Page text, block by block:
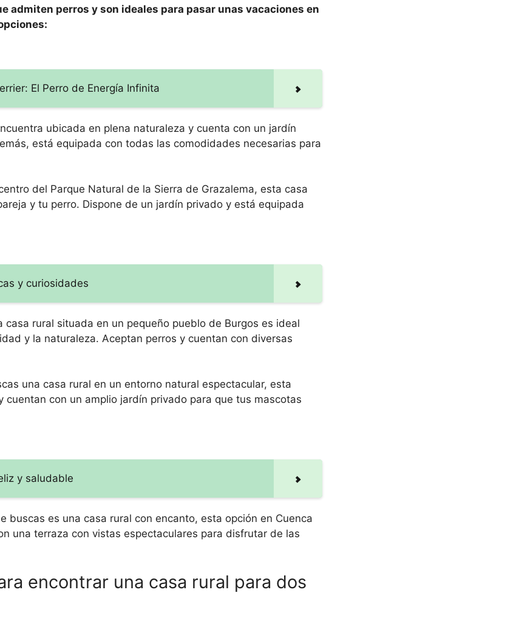
admiten perros y son ideales para pasar unas vacaciones en
El Perro de Energía Infinita
ubicada en plena naturaleza y cuenta con un jardín
está equipada con todas las comodidades necesarias para
del Parque Natural de la Sierra de Grazalema, esta casa
y tu perro. Dispone de un jardín privado y está equipada
y curiosidades
casa rural situada en un pequeño pueblo de Burgos es ideal
y la naturaleza. Aceptan perros y cuentan con diversas
una casa rural en un entorno natural espectacular, esta
con un amplio jardín privado para que tus mascotas
y saludable
buscas es una casa rural con encanto, esta opción en Cuenca
una terraza con vistas espectaculares para disfrutar de las
encontrar una casa rural para dos